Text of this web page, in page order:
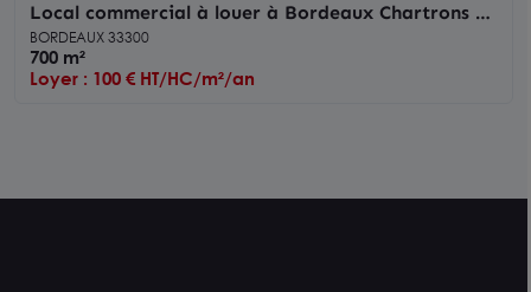
Local commercial à louer à Bordeaux Chartrons /
Ravezies surface de 720 m² en environnement
mixte
BORDEAUX 33300
700 m²
Loyer : 100 € HT/HC/m²/an